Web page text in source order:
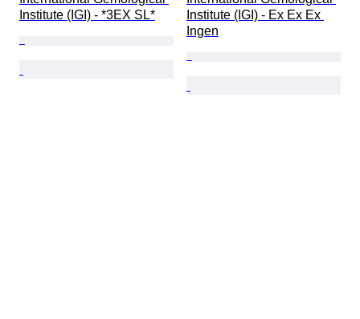
Institute (IGI) - *3EX SL*
Institute (IGI) - Ex Ex Ex
Ingen